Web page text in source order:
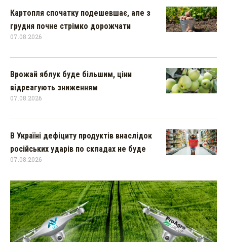
Картопля спочатку подешевшає, але з
грудня почне стрімко дорожчати
07.08.2026
Врожай яблук буде більшим, ціни
відреагують зниженням
07.08.2026
В Україні дефіциту продуктів внаслідок
російських ударів по складах не буде
07.08.2026